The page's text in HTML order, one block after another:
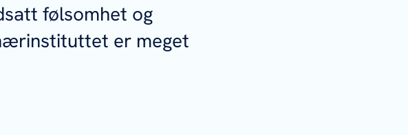
følsomhet og
er meget